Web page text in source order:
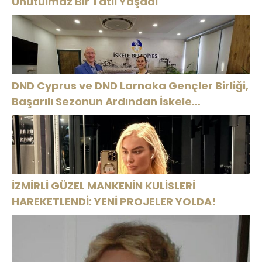
DND Cyprus ve DND Larnaka Gençler Birliği,
Başarılı Sezonun Ardından İskele
Belediyesi’nde Bir Araya Geldi
İZMİRLİ GÜZEL MANKENİN KULİSLERİ
HAREKETLENDİ: YENİ PROJELER YOLDA!